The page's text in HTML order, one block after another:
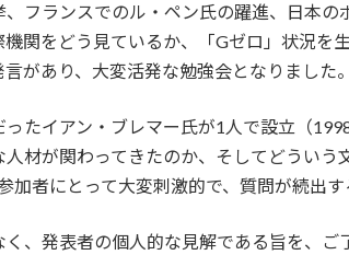
フランスでのル・ペン氏の躍進、日本
関をどう見ているか、「Gゼロ」状況を
があり、大変活発な勉強会となりました。
たイアン・ブレマー氏が1人で設立（
材が関わってきたのか、そしてどうい
者にとって大変刺激的で、質問が続出す
、発表者の個人的な見解である旨を、ご